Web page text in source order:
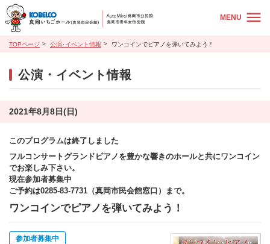
MENU
TOPページ 公演･イベント情報 ワンコインでピアノを弾いてみよう！
公演・イベント情報
2021年8月8日(日)
このプログラムは終了しました
フルコンサートグランドピアノを豊かな響きのホールと共にワンコイン
でお楽しみ下さい。
現在参加者募集中
ご予約は0285-83-7731（真岡市民会館窓口）まで。
ワンコインでピアノを弾いてみよう！
参加者募集中